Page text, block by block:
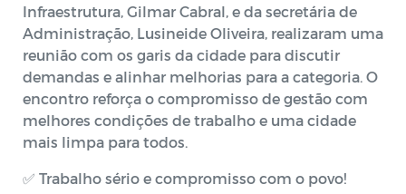
Infraestrutura, Gilmar Cabral, e da secretária de
Administração, Lusineide Oliveira, realizaram uma
reunião com os garis da cidade para discutir
demandas e alinhar melhorias para a categoria. O
encontro reforça o compromisso de gestão com
melhores condições de trabalho e uma cidade
mais limpa para todos.
✅ Trabalho sério e compromisso com o povo!